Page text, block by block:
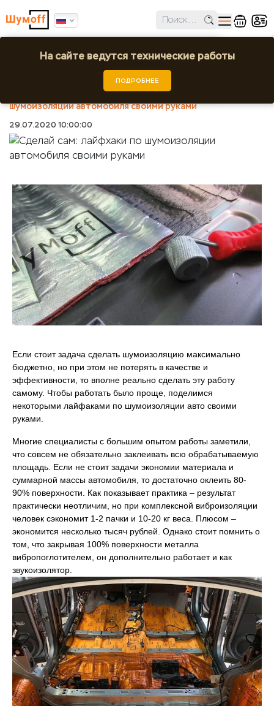
Ошибка поиска региона!
Выбрать город или регион
Сделай сам: лайфхаки по шумоизоляции
автомобиля своими руками
Сделай сам: лайфхаки по
шумоизоляции автомобиля своими руками
29.07.2020 10:00:00
Если стоит задача сделать шумоизоляцию максимально
бюджетно, но при этом не потерять в качестве и
эффективности, то вполне реально сделать эту работу
самому. Чтобы работать было проще, поделимся
некоторыми лайфаками по шумоизоляции авто своими
руками.
Многие специалисты с большим опытом работы заметили,
что совсем не обязательно заклеивать всю обрабатываемую
площадь. Если не стоит задачи экономии материала и
суммарной массы автомобиля, то достаточно оклеить 80-
90% поверхности. Как показывает практика – результат
практически неотличим, но при комплексной виброизоляции
человек сэкономит 1-2 пачки и 10-20 кг веса. Плюсом –
экономится несколько тысяч рублей. Однако стоит помнить о
том, что закрывая 100% поверхности металла
вибропоглотителем, он дополнительно работает и как
звукоизолятор.
На сайте ведутся технические работы
ПОДРОБНЕЕ